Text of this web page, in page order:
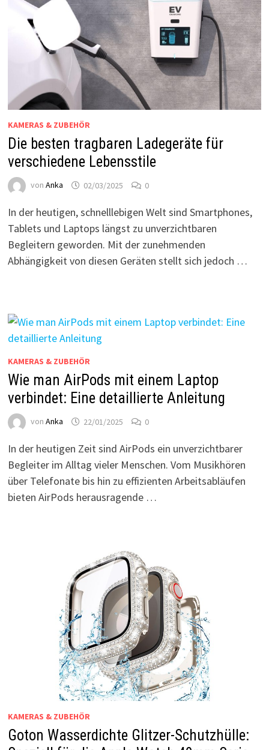
KAMERAS & ZUBEHÖR
Die besten tragbaren Ladegeräte für
verschiedene Lebensstile
von Anka 02/03/2025 0
In der heutigen, schnelllebigen Welt sind Smartphones,
Tablets und Laptops längst zu unverzichtbaren
Begleitern geworden. Mit der zunehmenden
Abhängigkeit von diesen Geräten stellt sich jedoch …
KAMERAS & ZUBEHÖR
Wie man AirPods mit einem Laptop
verbindet: Eine detaillierte Anleitung
von Anka 22/01/2025 0
In der heutigen Zeit sind AirPods ein unverzichtbarer
Begleiter im Alltag vieler Menschen. Vom Musikhören
über Telefonate bis hin zu effizienten Arbeitsabläufen
bieten AirPods herausragende …
KAMERAS & ZUBEHÖR
Goton Wasserdichte Glitzer-Schutzhülle: